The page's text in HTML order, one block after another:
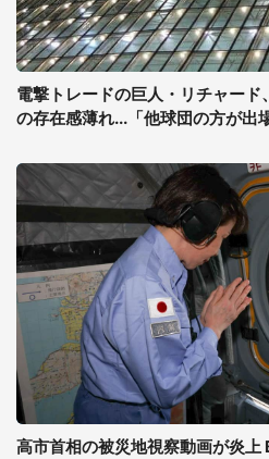
電撃トレードの巨人・リチャー
の存在感薄れ...「他球団の方が出
高市首相の被災地視察動画が炎上